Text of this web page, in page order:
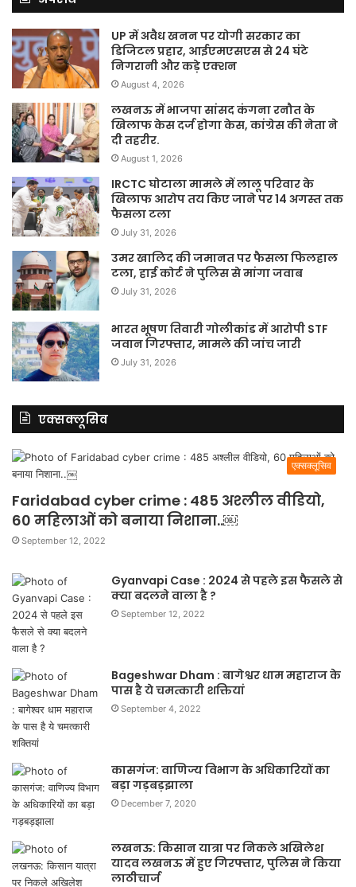
UP में अवैध खनन पर योगी सरकार का
डिजिटल प्रहार, आईएमएसएस से 24 घंटे
निगरानी और कड़े एक्शन
August 4, 2026
लखनऊ में भाजपा सांसद कंगना रनौत के
खिलाफ केस दर्ज होगा केस, कांग्रेस की नेता ने
दी तहरीर.
August 1, 2026
IRCTC घोटाला मामले में लालू परिवार के
खिलाफ आरोप तय किए जाने पर 14 अगस्त तक
फैसला टला
July 31, 2026
उमर खालिद की जमानत पर फैसला फिलहाल
टला, हाई कोर्ट ने पुलिस से मांगा जवाब
July 31, 2026
भारत भूषण तिवारी गोलीकांड में आरोपी STF
जवान गिरफ्तार, मामले की जांच जारी
July 31, 2026
एक्सक्लूसिव
एक्सक्लूसिव
Faridabad cyber crime : 485 अश्लील वीडियो,
60 महिलाओं को बनाया निशाना..￼
September 12, 2022
Gyanvapi Case : 2024 से पहले इस फैसले से
क्या बदलने वाला है ?
September 12, 2022
Bageshwar Dham : बागेश्वर धाम महाराज के
पास है ये चमत्कारी शक्तियां
September 4, 2022
कासगंज: वाणिज्य विभाग के अधिकारियों का
बड़ा गड़बड़झाला
December 7, 2020
लखनऊ: किसान यात्रा पर निकले अखिलेश
यादव लखनऊ में हुए गिरफ्तार, पुलिस ने किया
लाठीचार्ज